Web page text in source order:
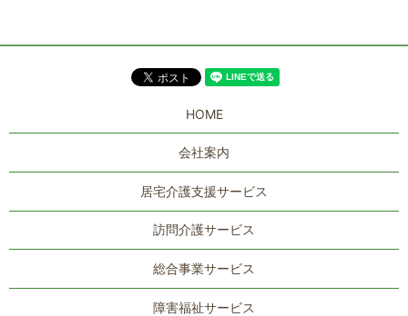
HOME
会社案内
居宅介護支援サービス
訪問介護サービス
総合事業サービス
障害福祉サービス